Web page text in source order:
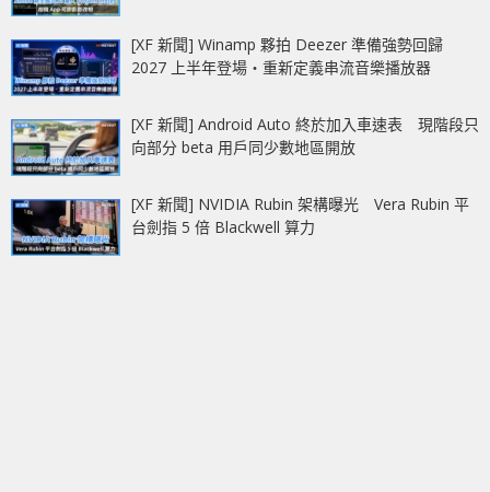
[XF 新聞] Winamp 夥拍 Deezer 準備強勢回歸
2027 上半年登場‧重新定義串流音樂播放器
[XF 新聞] Android Auto 終於加入車速表 現階段只
向部分 beta 用戶同少數地區開放
[XF 新聞] NVIDIA Rubin 架構曝光 Vera Rubin 平
台劍指 5 倍 Blackwell 算力